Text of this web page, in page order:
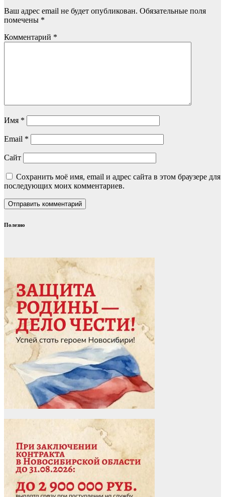
Ваш адрес email не будет опубликован. Обязательные поля
помечены *
Комментарий *
Имя *
Email *
Сайт
Сохранить моё имя, email и адрес сайта в этом браузере для
последующих моих комментариев.
Полезно